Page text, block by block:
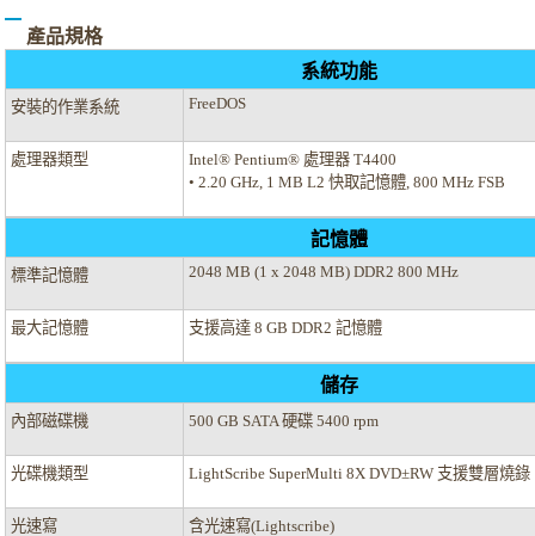
產品規格
系統功能
安裝的作業系統 FreeDOS
處理器類型
Intel® Pentium® 處理器 T4400
• 2.20 GHz, 1 MB L2 快取記憶體, 800 MHz FSB
記憶體
標準記憶體 2048 MB (1 x 2048 MB) DDR2 800 MHz
最大記憶體 支援高達 8 GB DDR2 記憶體
儲存
內部磁碟機 500 GB SATA 硬碟 5400 rpm
光碟機類型 LightScribe SuperMulti 8X DVD±RW 支援雙層燒錄
光速寫 含光速寫(Lightscribe)